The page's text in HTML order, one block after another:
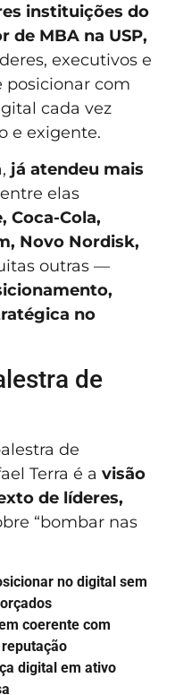
instituições do
de MBA na USP,
executivos e
posicionar com
cada vez
e exigente.
já atendeu mais
elas
Coca-Cola,
Novo Nordisk,
outras —
no
de
de
Terra é a visão
de líderes,
“bombar nas
no digital sem
coerente com
digital em ativo